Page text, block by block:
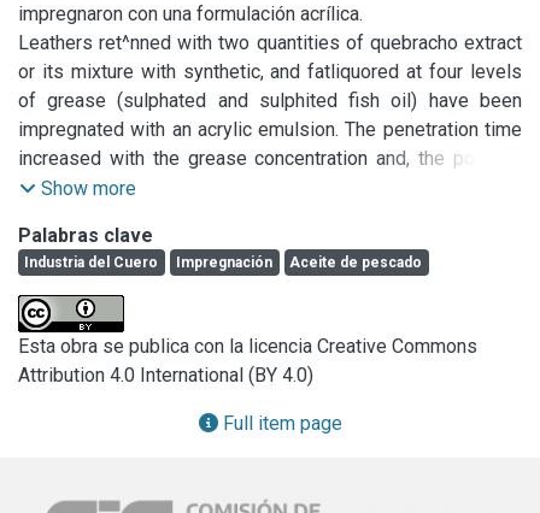
impregnaron con una formulación acrílica.
EL tiempo necesario para que el impregnante penetré
totalmente, aumentó con la cantidad de grasa empleada en
su nutrición (fue máximo en los cueros nutridos con 7 %
grasa) La firmeza de flor (break) difiere según se considere
el tenor de grasa, la cantidad aplicada de impregnante, y si
se ha sometido el cuero a una serie de flexiones repetidas.
color y rigidez del cuero.
Leathers ret^nned with two quantities of quebracho extract
or its mixture with synthetic, and fatliquored at four levels
of grease (sulphated and sulphited fish oil) have been
impregnated with an acrylic emulsion. The penetration time
increased with the grease concentration and, the polymer
depth of penetration into the leather reached a maximun in
The grain break changed according to the grease quantity;
the amount of impregnating emulsion applied and after
submitting the leather to a flexing test. Impregnation has
interacted with other factors for leather stiffness and color.
Show more
Palabras clave
Industria del Cuero Impregnación Aceite de pescado
Esta obra se publica con la licencia Creative Commons
Attribution 4.0 International (BY 4.0)
Full item page